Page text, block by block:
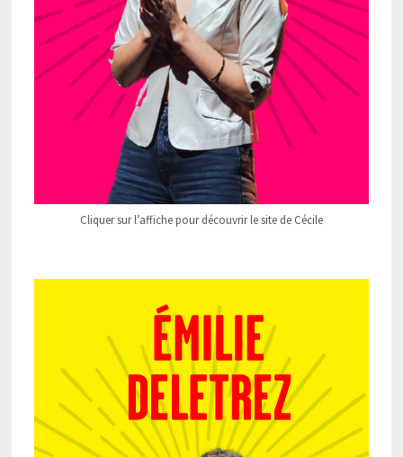
Cliquer sur l’affiche pour découvrir le site de Cécile